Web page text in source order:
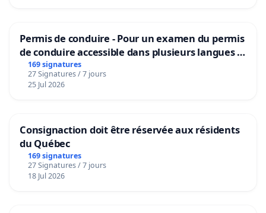
Permis de conduire - Pour un examen du permis
de conduire accessible dans plusieurs langues à
Bruxelles
169 signatures
27 Signatures / 7 jours
25 Jul 2026
Consignaction doit être réservée aux résidents
du Québec
169 signatures
27 Signatures / 7 jours
18 Jul 2026